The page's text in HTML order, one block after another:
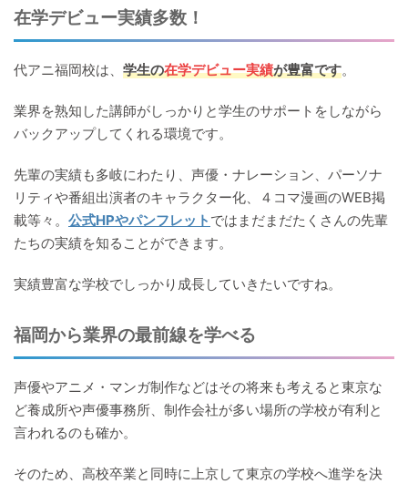
在学デビュー実績多数！
代アニ福岡校は、 学生の在学デビュー実績が豊富です。
業界を熟知した講師がしっかりと学生のサポートをしながら
バックアップしてくれる環境です。
先輩の実績も多岐にわたり、声優・ナレーション、パーソナ
リティや番組出演者のキャラクター化、４コマ漫画のWEB掲
載等々。 公式HPやパンフレット ではまだまだたくさんの先輩
たちの実績を知ることができます。
実績豊富な学校でしっかり成長していきたいですね。
福岡から業界の最前線を学べる
声優やアニメ・マンガ制作などはその将来も考えると東京な
ど養成所や声優事務所、制作会社が多い場所の学校が有利と
言われるのも確か。
そのため、高校卒業と同時に上京して東京の学校へ進学を決